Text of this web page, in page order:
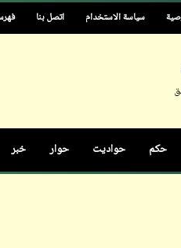
سياسة الاستخدام اتصل بنا
حكم حواديت حوار خبر